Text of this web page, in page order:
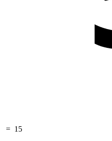
= 15